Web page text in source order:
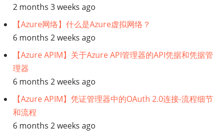
是
数
据
目
录？
定
2 months 3 weeks ago
【Azure网络】什么是Azure虚拟网络？
6 months 2 weeks ago
【Azure APIM】关于Azure API管理器的API凭据和凭据管
理器
6 months 2 weeks ago
【Azure APIM】凭证管理器中的OAuth 2.0连接-流程细节
和流程
6 months 2 weeks ago